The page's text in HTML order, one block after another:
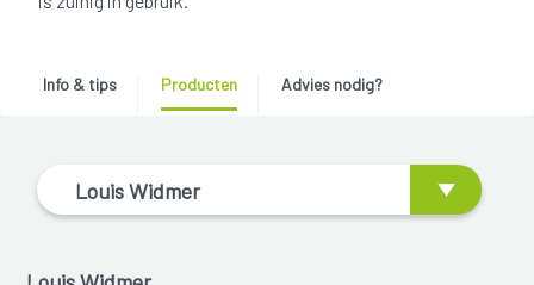
Info & tips Producten Advies nodig?
Louis Widmer